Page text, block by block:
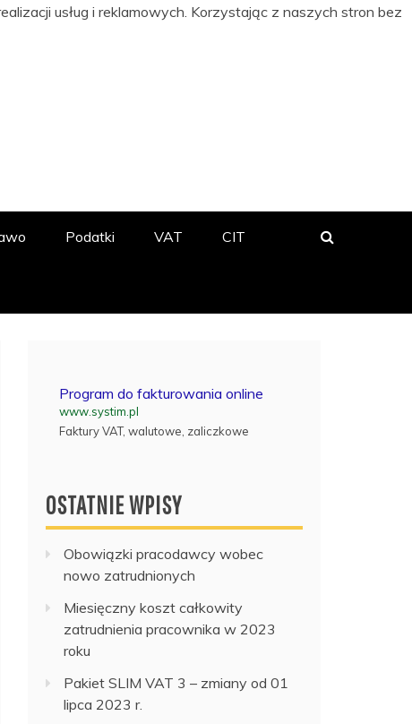
usług i reklamowych. Korzystając z naszych stron bez
Podatki VAT CIT
Program do fakturowania online
www.systim.pl
Faktury VAT, walutowe, zaliczkowe
OSTATNIE WPISY
Obowiązki pracodawcy wobec
nowo zatrudnionych
Miesięczny koszt całkowity
zatrudnienia pracownika w 2023
roku
Pakiet SLIM VAT 3 – zmiany od 01
lipca 2023 r.